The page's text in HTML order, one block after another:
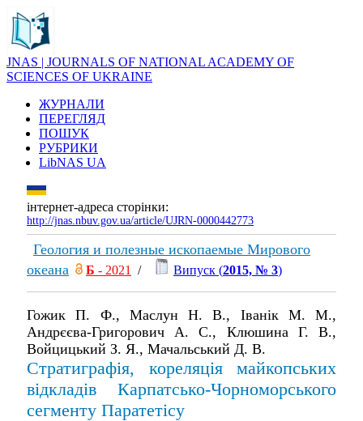
JNAS | JOURNALS OF NATIONAL ACADEMY OF
SCIENCES OF UKRAINE
ЖУРНАЛИ
ПЕРЕГЛЯД
ПОШУК
РУБРИКИ
LibNAS UA
інтернет-адреса сторінки:
http://jnas.nbuv.gov.ua/article/UJRN-0000442773
Геология и полезные ископаемые Мирового
океана
Б - 2021 / Випуск (2015, № 3)
Гожик П. Ф., Маслун Н. В., Іванік М. М.,
Андрєєва-Григорович А. С., Клюшина Г. В.,
Войцицький З. Я., Мачальський Д. В.
Стратиграфія, кореляція майкопських
відкладів Карпатсько-Чорноморського
сегменту Паратетісу